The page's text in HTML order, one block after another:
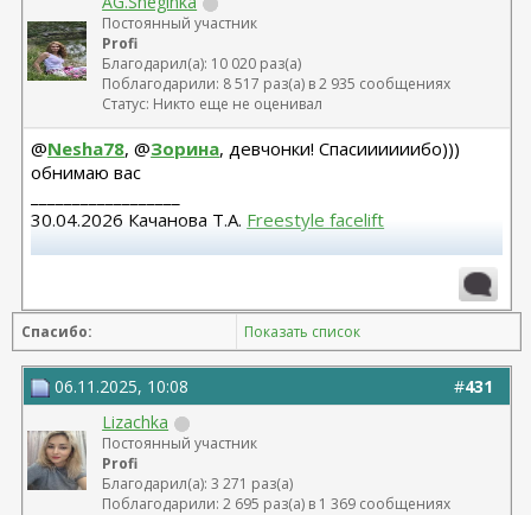
Постоянный участник
Profi
Благодарил(а): 10 020 раз(а)
Поблагодарили: 8 517 раз(а) в 2 935 сообщениях
Статус: Никто еще не оценивал
@Nesha78, @Зорина, девчонки! Спасиииииибо)))
обнимаю вас
30.04.2026 Качанова Т.А. Freestyle facelift
Спасибо: Показать список
#431
06.11.2025, 10:08
Lizachka
Постоянный участник
Profi
Благодарил(а): 3 271 раз(а)
Поблагодарили: 2 695 раз(а) в 1 369 сообщениях